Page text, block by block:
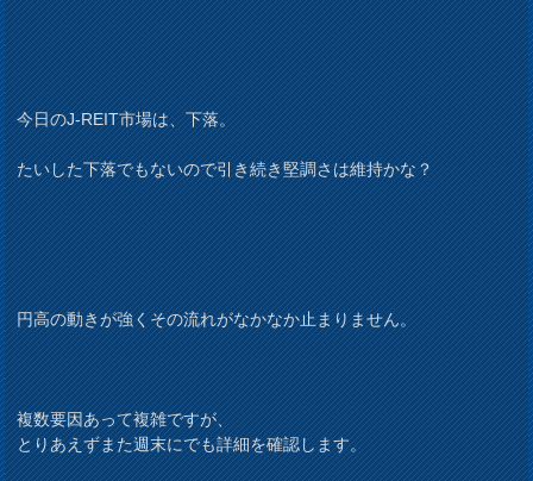
今日のJ-REIT市場は、下落。
たいした下落でもないので引き続き堅調さは維持かな？
円高の動きが強くその流れがなかなか止まりません。
複数要因あって複雑ですが、
とりあえずまた週末にでも詳細を確認します。